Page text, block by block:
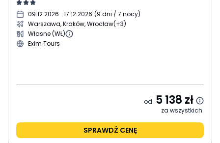
09.12.2026- 17.12.2026 (9 dni / 7 nocy)
Warszawa, Kraków, Wrocław(+3)
Własne (WŁ)
Exim Tours
od 5 138 zł
za wszystkich
SPRAWDŹ CENĘ